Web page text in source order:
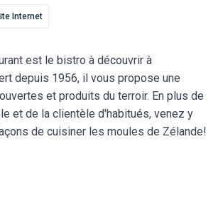
Internet
est le bistro à découvrir à
depuis 1956, il vous propose une
et produits du terroir. En plus de
et de la clientèle d'habitués, venez y
de cuisiner les moules de Zélande!